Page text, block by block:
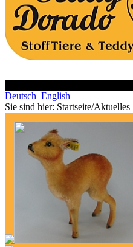
Deutsch English
Sie sind hier: Startseite/Aktuelles